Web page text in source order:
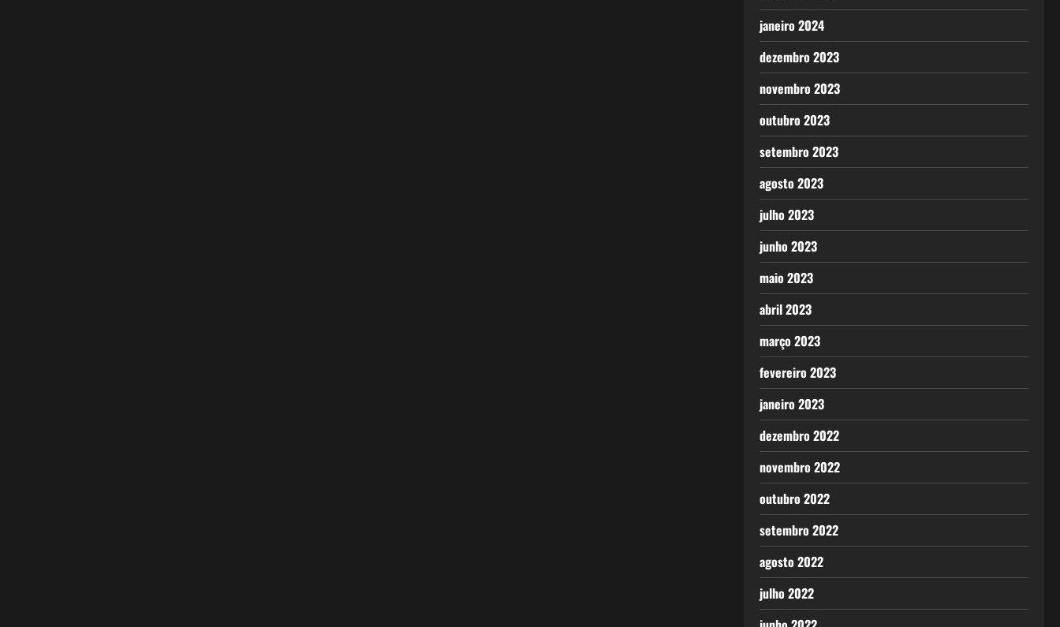
janeiro 2024
dezembro 2023
novembro 2023
outubro 2023
setembro 2023
agosto 2023
julho 2023
junho 2023
maio 2023
abril 2023
março 2023
fevereiro 2023
janeiro 2023
dezembro 2022
novembro 2022
outubro 2022
setembro 2022
agosto 2022
julho 2022